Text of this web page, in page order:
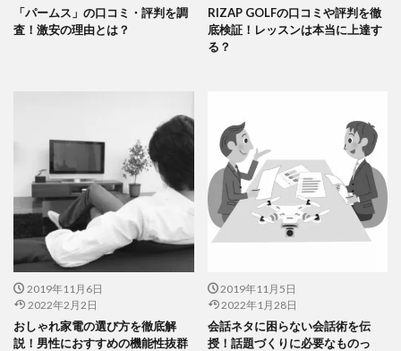
「パームス」の口コミ・評判を調
査！激安の理由とは？
RIZAP GOLFの口コミや評判を徹
底検証！レッスンは本当に上達す
る？
2019年11月6日
2022年2月2日
おしゃれ家電の選び方を徹底解
説！男性におすすめの機能性抜群
2019年11月5日
2022年1月28日
会話ネタに困らない会話術を伝
授！話題づくりに必要なものっ